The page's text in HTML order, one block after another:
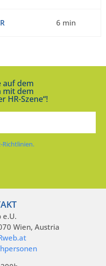
6 min
auf dem
mit dem
HR-Szene“!
Richtlinien.
e.U.
Wien, Austria